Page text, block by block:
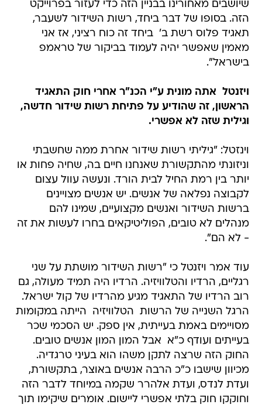
שיושבים מאחורינו בבניין הזה כדי לעזור בפרוייקט
הזה. בסופו של דבר ביחד, רשות השידור לשעבר,
תאגיד פלוס רשת ב'  ביחד זה כוח רציני, אז אני
מאמין שאפשר יהיה לעמוד בביקור של טראמפ
בישראל".
ויזנטל  אתה מונית ע"י הכנ"ר אחרי חוק התאגיד
הראשון, זה שהודיע על פתיחת רשות שידור חדשה,
וגילית שזה לא אפשרי.
וינזטל: "גיליתי רשות שידור אחרת ממה שחשבתי
וניזונתי מהתקשורת שאנחנו חיים בה, שחיה פחות או
יותר בין רמת החיל לבית הורד. ונעשה עוול עצום
לקבוצה נפלאה של אנשים. יש אנשים מצויינים
ברשות השידור ואנשים מקצועיים, שמינו להם
מנהלים לא טובים, הפוליטיקאים בחרו לעשות את זה
- לא הם".
עוד אמר ויזנטל כי "רשות השידור מושתת על שני
רגליים, הרדיו והטלוויזיה. הרדיו היה תמיד מעולה, גם
רוב הרדיו של התאגיד מגיע מהרדיו של קול ישראל.
הרגל השנייה של הרשות  הטלוויזיה  הייתה במקומות
מסויימים באמת בעייתית, אין ספק. יש הסכמי שכר
בעייתים ועודף כ"א  אבל המון המון אנשים טובים.
החוק הזה שרצה לתקן משהו הוא בעיני טרגדיה.
מכיוון שישבו כ"כ הרבה אנשים באוצר, בתקשורת,
ועדת לנדס, ועדת אלהרר שקמה במיוחד לדבר הזה 
וחוקקו חוק בלתי אפשרי ליישום. אומרים שיקימו תוך